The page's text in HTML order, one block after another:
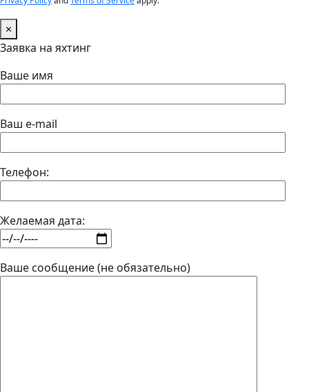
×
Заявка на яхтинг
Ваше имя
Ваш e-mail
Телефон:
Желаемая дата:
Ваше сообщение (не обязательно)